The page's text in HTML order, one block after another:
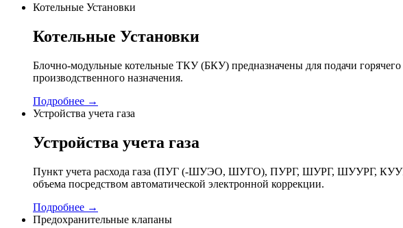
Котельные Установки
Котельные Установки
Блочно-модульные котельные ТКУ (БКУ) предназначены для подачи
производственного назначения.
Подробнее →
Устройства учета газа
Устройства учета газа
Пункт учета расхода газа (ПУГ (-ШУЭО, ШУГО), ПУРГ, ШУРГ, ШУУРГ, КУУРГ,
объема посредством автоматической электронной коррекции.
Подробнее →
Предохранительные клапаны